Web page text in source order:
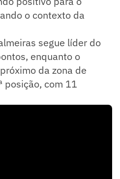
o contexto da
segue líder do
enquanto o
da zona de
posição, com 11